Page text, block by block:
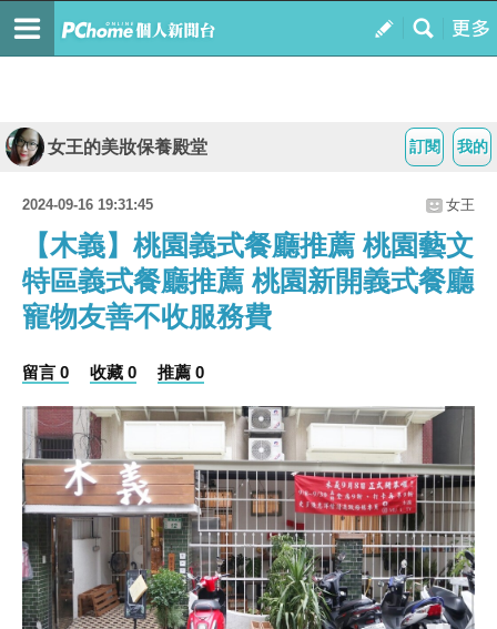
我的
訂閱
女王的美妝保養殿堂
2024-09-16 19:31:45 女王
【木義】桃園義式餐廳推薦 桃園藝文
特區義式餐廳推薦 桃園新開義式餐廳
寵物友善不收服務費
留言 0 收藏 0 推薦 0